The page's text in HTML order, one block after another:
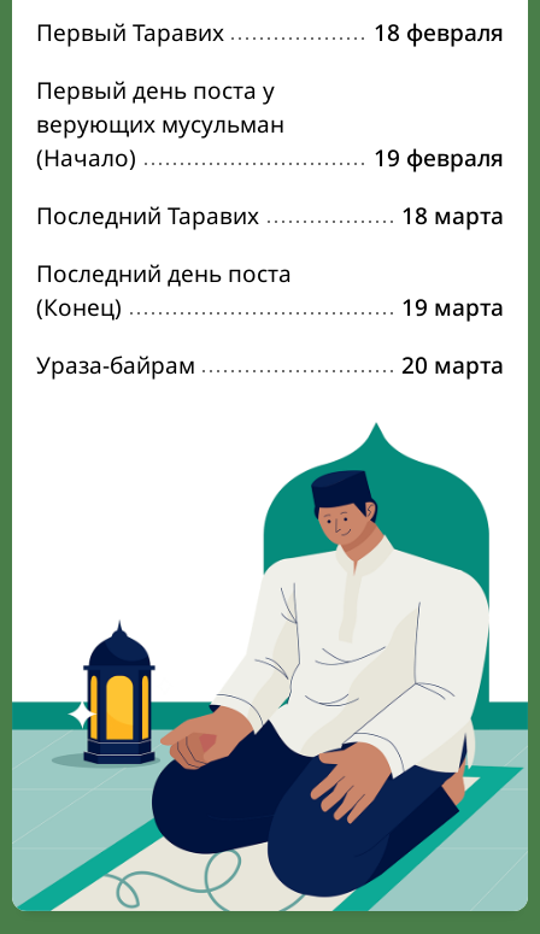
Первый Таравих
18 февраля
Первый день поста у
верующих мусульман
(Начало)
19 февраля
Последний Таравих
18 марта
Последний день поста
(Конец)
19 марта
Ураза-байрам
20 марта